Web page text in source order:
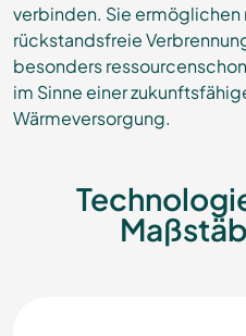
verbinden. Sie ermöglichen
rückstandsfreie
besonders
im Sinne einer
Wärmeversorgung.